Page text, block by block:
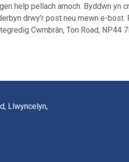
help pellach arnoch. Byddwn yn
drwy’r post neu mewn e-bost.
Cwmbrân, Ton Road, NP44
Llwyncelyn,